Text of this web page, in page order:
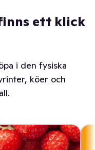
ett klick
i den fysiska
köer och